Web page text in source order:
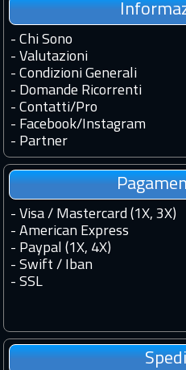
- Chi Sono
- Valutazioni
- Condizioni Generali
- Domande Ricorrenti
- Contatti/Pro
- Facebook/Instagram
- Partner
- Visa / Mastercard (1X, 3X)
- American Express
- Paypal (1X, 4X)
- Swift / Iban
- SSL